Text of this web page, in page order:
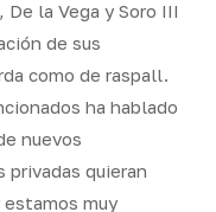
la Vega y Soro III
de sus
como de raspall.
ha hablado
nuevos
privadas quieran
muy